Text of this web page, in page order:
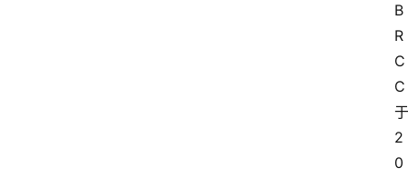
B
R
C
C
于
2
0